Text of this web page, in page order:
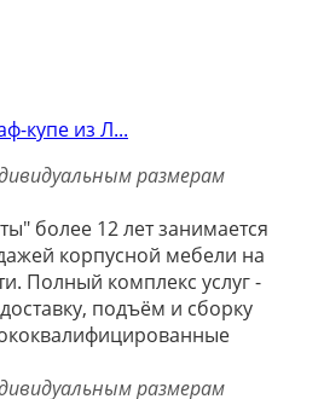
купе из Л...
более 12 лет занимается
корпусной мебели на
Полный комплекс услуг -
подъём и сборку